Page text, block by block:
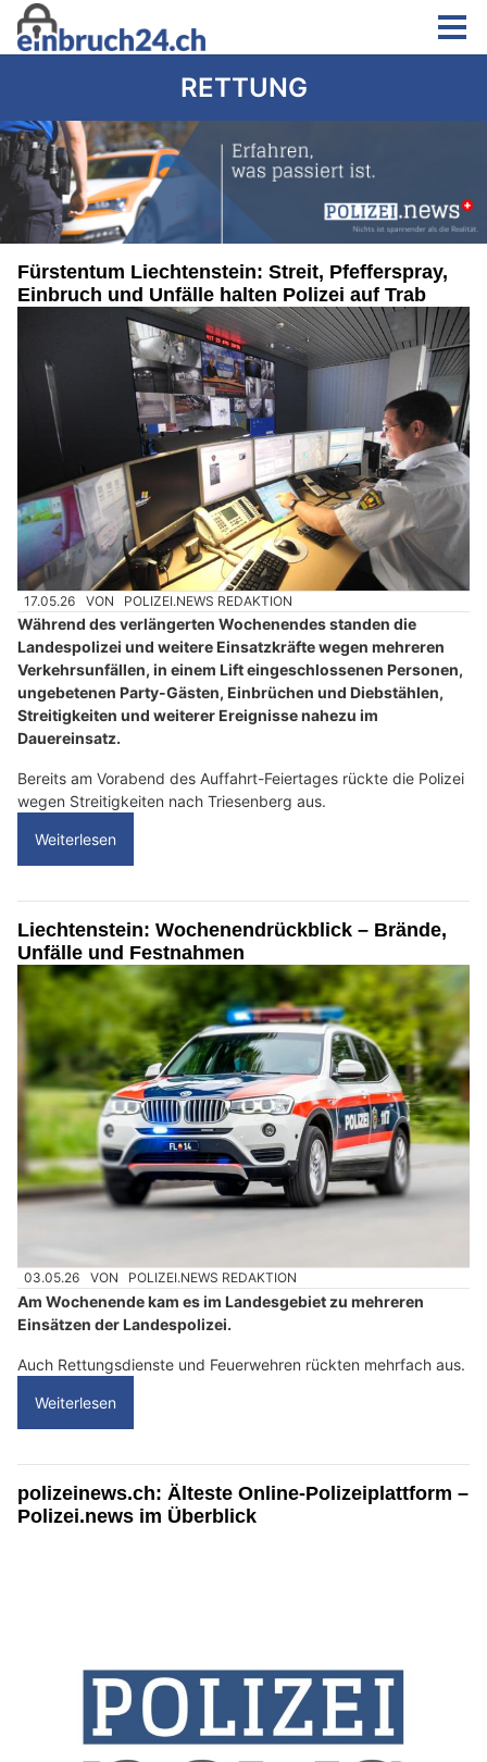
RETTUNG
Fürstentum Liechtenstein: Streit, Pfefferspray,
Einbruch und Unfälle halten Polizei auf Trab
17.05.26 VON POLIZEI.NEWS REDAKTION
Während des verlängerten Wochenendes standen die
Landespolizei und weitere Einsatzkräfte wegen mehreren
Verkehrsunfällen, in einem Lift eingeschlossenen Personen,
ungebetenen Party-Gästen, Einbrüchen und Diebstählen,
Streitigkeiten und weiterer Ereignisse nahezu im
Dauereinsatz.
Bereits am Vorabend des Auffahrt-Feiertages rückte die Polizei
wegen Streitigkeiten nach Triesenberg aus.
Weiterlesen
Liechtenstein: Wochenendrückblick – Brände,
Unfälle und Festnahmen
03.05.26 VON POLIZEI.NEWS REDAKTION
Am Wochenende kam es im Landesgebiet zu mehreren
Einsätzen der Landespolizei.
Auch Rettungsdienste und Feuerwehren rückten mehrfach aus.
Weiterlesen
polizeinews.ch: Älteste Online-Polizeiplattform –
Polizei.news im Überblick